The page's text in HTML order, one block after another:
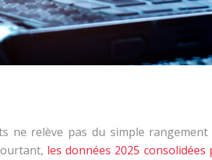
ne relève pas du simple
les données 2025 consolidées